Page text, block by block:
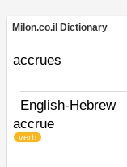
Milon.co.il Dictionary
accrues
English-Hebrew
accrue
verb